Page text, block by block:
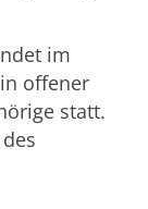
im
offener
statt.